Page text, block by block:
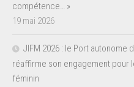
compétence… »
19 mai 2026
JIFM 2026 : le Port autonome
réaffirme son engagement pour
féminin